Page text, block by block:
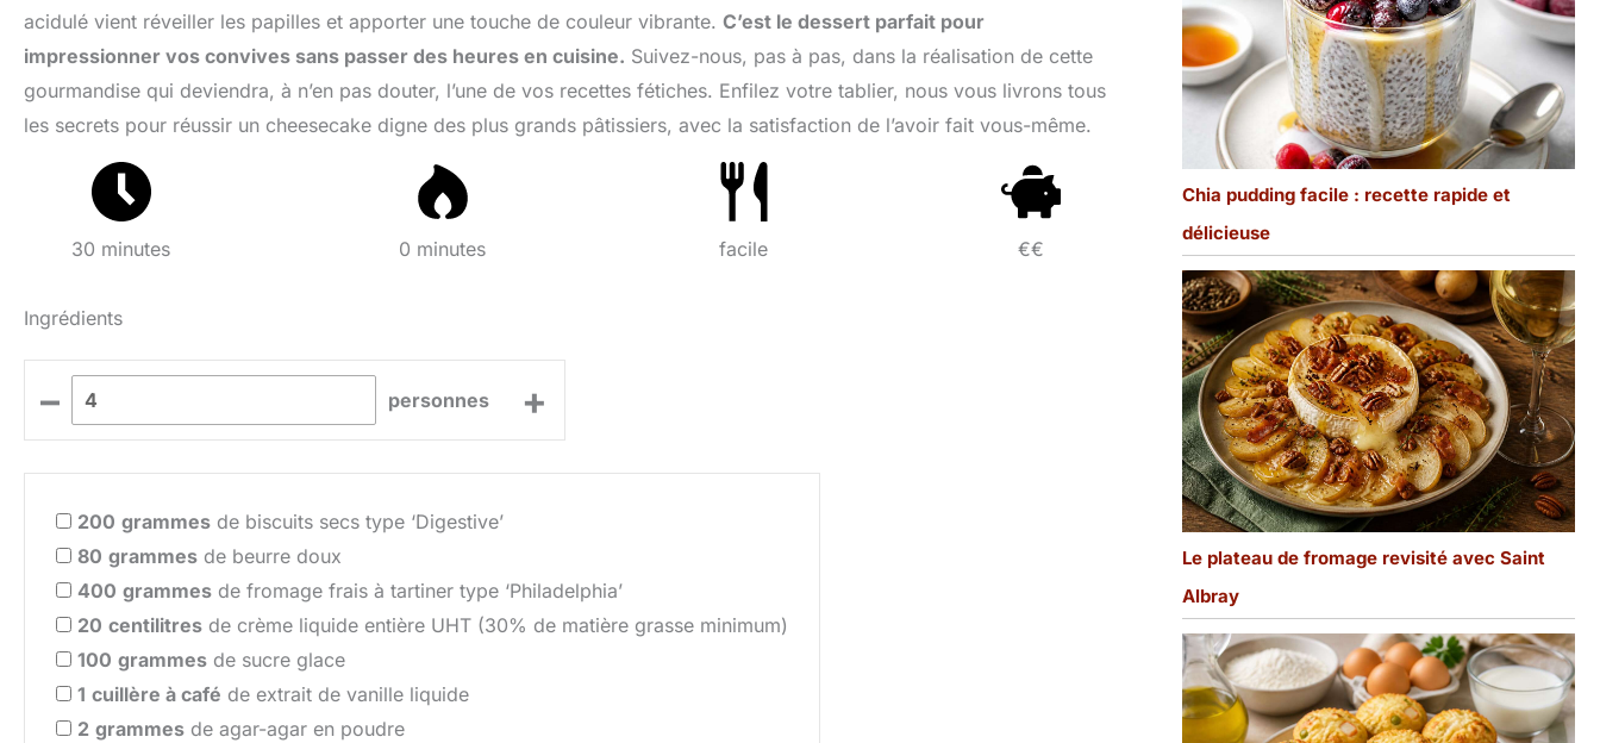
acidulé vient réveiller les papilles et apporter une touche de couleur vibrante. C’est le dessert parfait pour
impressionner vos convives sans passer des heures en cuisine. Suivez-nous, pas à pas, dans la réalisation de cette
gourmandise qui deviendra, à n’en pas douter, l’une de vos recettes fétiches. Enfilez votre tablier, nous vous livrons tous
les secrets pour réussir un cheesecake digne des plus grands pâtissiers, avec la satisfaction de l’avoir fait vous-même.
30 minutes 0 minutes facile €€
Ingrédients
– personnes +
200 grammes de biscuits secs type ‘Digestive’
80 grammes de beurre doux
400 grammes de fromage frais à tartiner type ‘Philadelphia’
20 centilitres de crème liquide entière UHT (30% de matière grasse minimum)
100 grammes de sucre glace
1 cuillère à café de extrait de vanille liquide
2 grammes de agar-agar en poudre
Chia pudding facile : recette rapide et
délicieuse
Le plateau de fromage revisité avec Saint
Albray